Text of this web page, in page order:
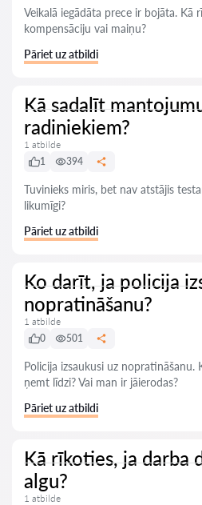
Veikalā iegādāta prece ir bojāta. Kā
kompensāciju vai maiņu?
Pāriet uz atbildi
Kā sadalīt
radiniekiem?
1 atbilde
1
394
Tuvinieks miris, bet nav atstājis
likumīgi?
Pāriet uz atbildi
Ko darīt, ja policija
nopratināšanu?
1 atbilde
0
501
Policija izsaukusi uz nopratināšanu.
ņemt līdzi? Vai man ir jāierodas?
Pāriet uz atbildi
Kā rīkoties, ja darba
algu?
1 atbilde